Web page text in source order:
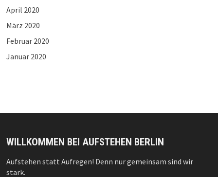
April 2020
März 2020
Februar 2020
Januar 2020
WILLKOMMEN BEI AUFSTEHEN BERLIN
Aufstehen statt Aufregen! Denn nur gemeinsam sind wir
stark.